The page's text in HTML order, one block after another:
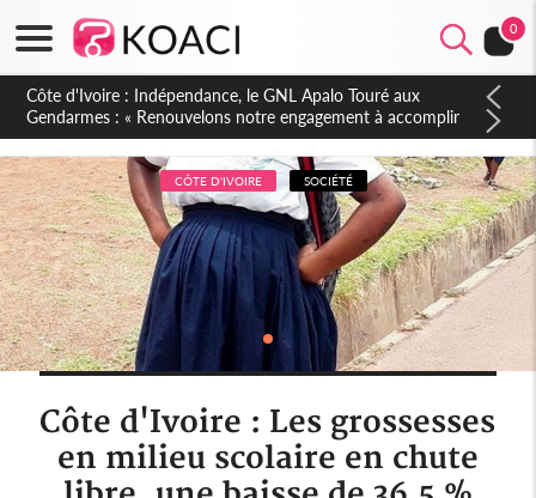
0
Sierra Leone : Un projet de réforme constitutionnelle en
gestation, points clés des amendements, un exclu d'avance
CÔTE D'IVOIRE SOCIÉTÉ
Côte d'Ivoire : Les grossesses
en milieu scolaire en chute